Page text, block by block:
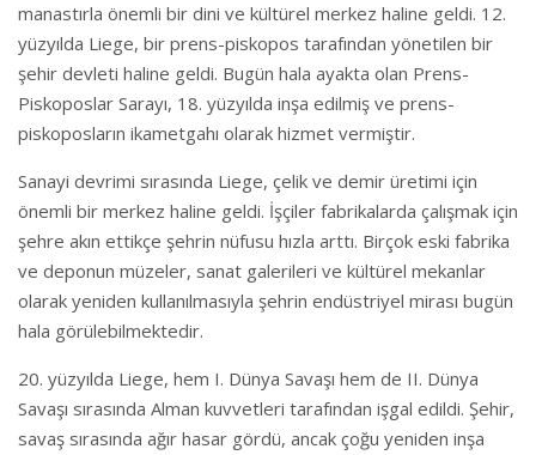
manastırla önemli bir dini ve kültürel merkez haline geldi. 12.
yüzyılda Liege, bir prens-piskopos tarafından yönetilen bir
şehir devleti haline geldi. Bugün hala ayakta olan Prens-
Piskoposlar Sarayı, 18. yüzyılda inşa edilmiş ve prens-
piskoposların ikametgahı olarak hizmet vermiştir.
Sanayi devrimi sırasında Liege, çelik ve demir üretimi için
önemli bir merkez haline geldi. İşçiler fabrikalarda çalışmak için
şehre akın ettikçe şehrin nüfusu hızla arttı. Birçok eski fabrika
ve deponun müzeler, sanat galerileri ve kültürel mekanlar
olarak yeniden kullanılmasıyla şehrin endüstriyel mirası bugün
hala görülebilmektedir.
20. yüzyılda Liege, hem I. Dünya Savaşı hem de II. Dünya
Savaşı sırasında Alman kuvvetleri tarafından işgal edildi. Şehir,
savaş sırasında ağır hasar gördü, ancak çoğu yeniden inşa